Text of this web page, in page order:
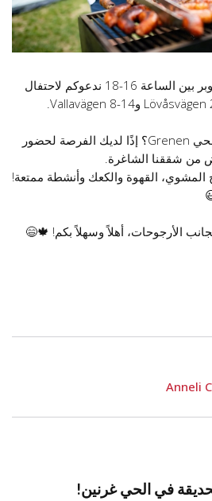
في الحي غرنين!
يوم الأربعاء الموافق 23 أكتوبر بين الساعة 16-18 ندعوكم لاحتفال
هل أنت مهتم بالسكن في الحي Grenen؟ إذًا لديك الفرصة لحضور
من شققنا الشاغرة.
القهوة والكعك وأنشطة ممتعة!
الأرجوحات، أهلاً وسهلاً بكم! 🍁😄
Anneli